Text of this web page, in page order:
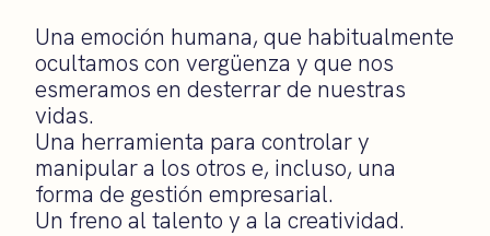
Una emoción humana, que habitualmente
ocultamos con vergüenza y que nos
esmeramos en desterrar de nuestras
vidas.
Una herramienta para controlar y
manipular a los otros e, incluso, una
forma de gestión empresarial.
Un freno al talento y a la creatividad.